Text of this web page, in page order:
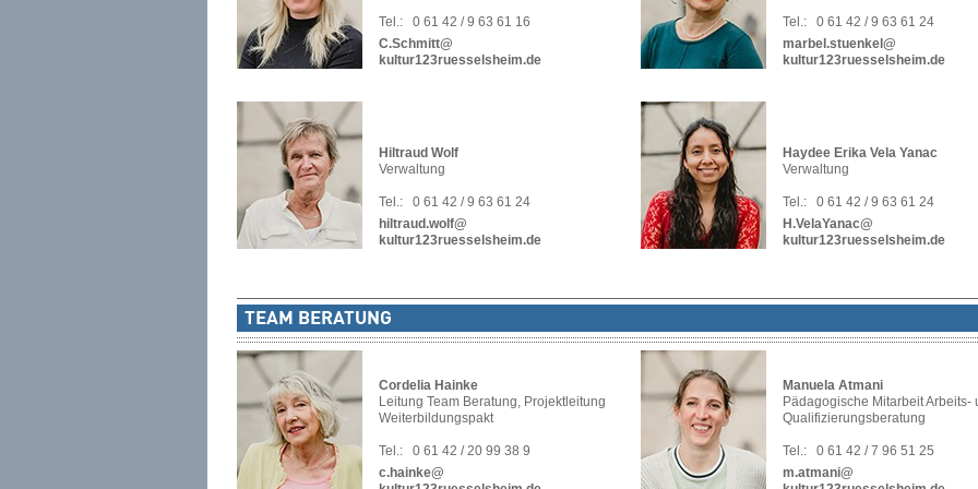
Tel.:
0 61 42 / 9 63 61 16
C.Schmitt@
kultur123ruesselsheim.de
Hiltraud Wolf
Verwaltung
Tel.:
0 61 42 / 9 63 61 24
hiltraud.wolf@
kultur123ruesselsheim.de
Tel.:
0 61 42 / 9 63 61 24
marbel.stuenkel@
kultur123ruesselsheim.de
Haydee Erika Vela Yanac
Verwaltung
Tel.:
0 61 42 / 9 63 61 24
H.VelaYanac@
kultur123ruesselsheim.de
TEAM BERATUNG
Cordelia Hainke
Leitung Team Beratung, Projektleitung
Weiterbildungspakt
Tel.:
0 61 42 / 20 99 38 9
c.hainke@
Manuela Atmani
Pädagogische Mitarbeit Arbeits-
Qualifizierungsberatung
Tel.:
0 61 42 / 7 96 51 25
m.atmani@